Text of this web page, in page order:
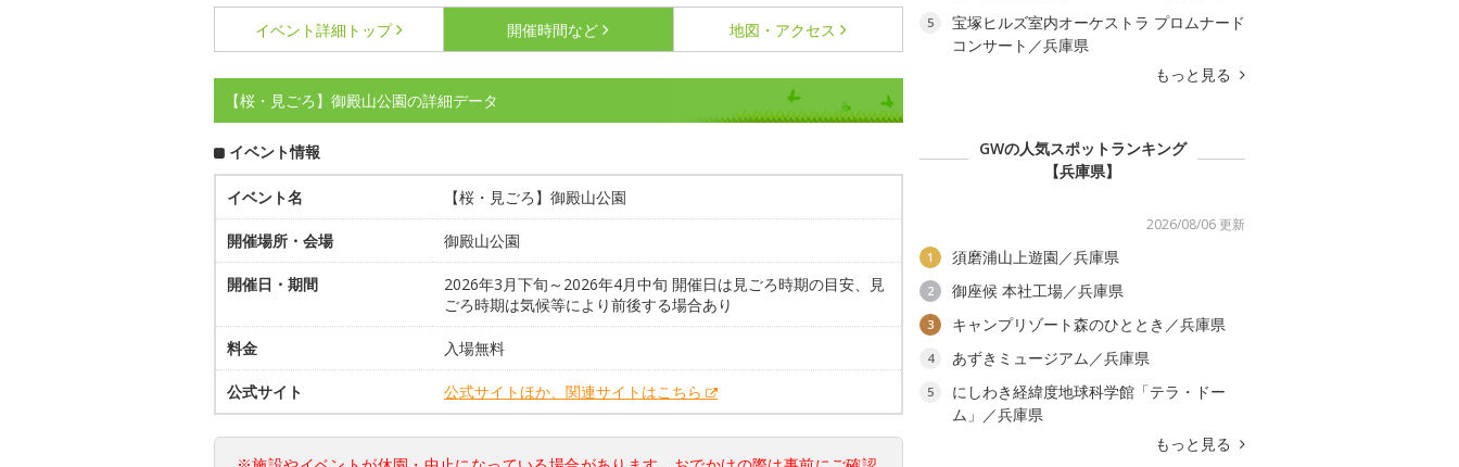
イベント詳細 トップ 開催時間など 地図・アクセス
【桜・見ごろ】御殿山公園の詳細データ
イベント情報
イベント名 【桜・見ごろ】御殿山公園
開催場所・会場 御殿山公園
開催日・期間
2026年3月下旬～2026年4月中旬 開催日は見ごろ時期の目安、見
ごろ時期は気候等により前後する場合あり
料金 入場無料
公式サイト 公式サイトほか、関連サイトはこちら
5
宝塚ヒルズ室内オーケストラ プロムナード
コンサート／兵庫県
もっと見る
GWの人気スポットランキング
【兵庫県】
2026/08/06 更新
1 須磨浦山上遊園／兵庫県
2 御座候 本社工場／兵庫県
3 キャンプリゾート森のひととき／兵庫県
4 あずきミュージアム／兵庫県
5
にしわき経緯度地球科学館「テラ・ドー
ム」／兵庫県
もっと見る